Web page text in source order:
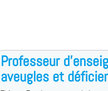
Professeur
aveugles et